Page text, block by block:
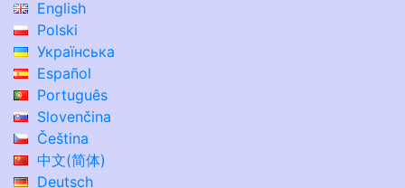
English
Polski
Українська
Español
Português
Slovenčina
Čeština
中文(简体)
Deutsch